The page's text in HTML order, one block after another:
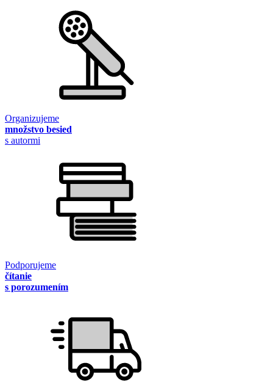
Organizujeme
množstvo besied
s autormi
Podporujeme
čítanie
s porozumením